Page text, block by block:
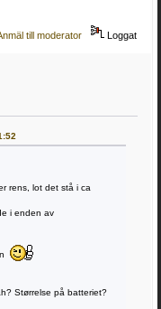
till moderator Loggat
rens, lot det stå i ca
i enden av
Størrelse på batteriet?